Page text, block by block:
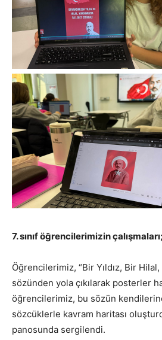
7. sınıf öğrencilerimizin çalışmaları;
Öğrencilerimiz, “Bir Yıldız, Bir
sözünden yola çıkılarak posterler
öğrencilerimiz, bu sözün kendilerine
sözcüklerle kavram haritası
panosunda sergilendi.